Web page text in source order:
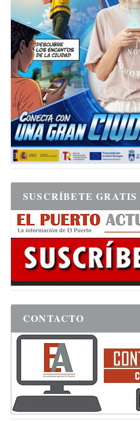
SUSCRÍBETE GRATIS
CONTACTO